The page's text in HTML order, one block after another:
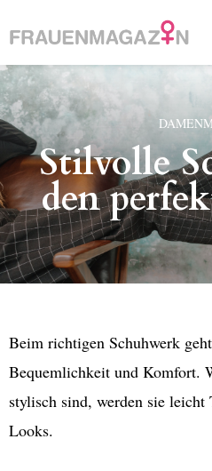
Stilvolle
den
Beim richtigen Schuhwerk
Bequemlichkeit und Komfort.
stylisch sind, werden sie leicht
Looks.